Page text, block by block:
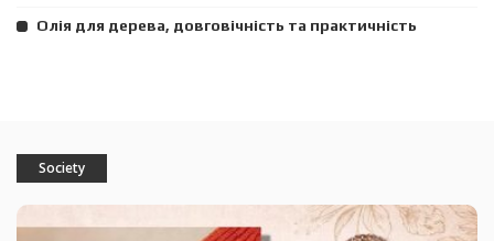
Олія для дерева, довговічність та практичність
Society